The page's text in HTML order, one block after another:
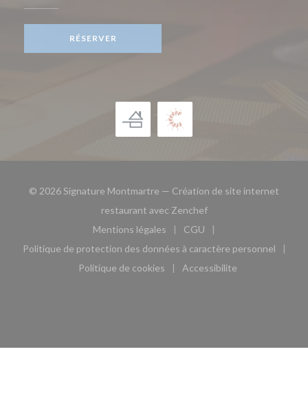
RÉSERVER
© 2026 Signature Montmartre — Création de site internet
restaurant avec Zenchef((ouvre une nouvelle
Mentions légales
((ouvre une nouvelle fenêtre))
CGU
((ouvre une nouvelle
Politique de protection des données à caractère personnel
((ouvre une nouvelle fenêtre))
Politique de cookies
((ouvre une nouvelle fenêtre))
Accessibilite